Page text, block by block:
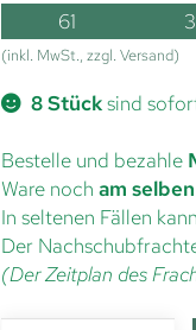
61
(inkl. MwSt., zzgl. Versand)
8 Stücksind
Bestelle und bezahle
Ware noch am
In seltenen Fällen
Der
(Der Zeitplan des